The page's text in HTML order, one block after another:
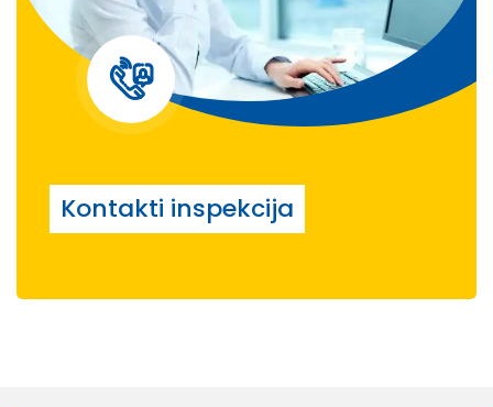
Kontakti inspekcija